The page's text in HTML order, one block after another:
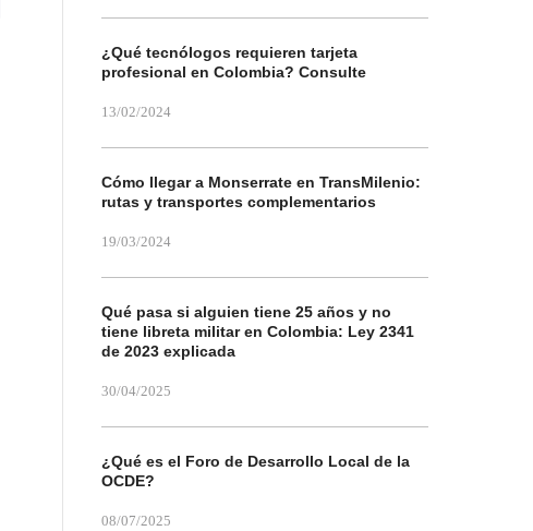
¿Qué tecnólogos requieren tarjeta
profesional en Colombia? Consulte
13/02/2024
Cómo llegar a Monserrate en TransMilenio:
rutas y transportes complementarios
19/03/2024
Qué pasa si alguien tiene 25 años y no
tiene libreta militar en Colombia: Ley 2341
de 2023 explicada
30/04/2025
¿Qué es el Foro de Desarrollo Local de la
OCDE?
08/07/2025